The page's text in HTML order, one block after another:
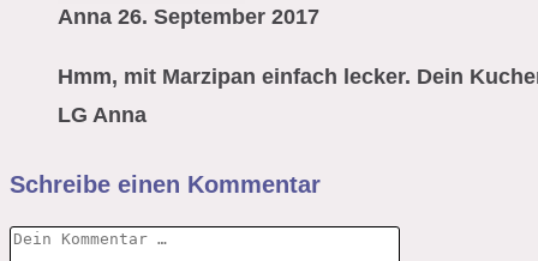
Anna 26. September 2017
Hmm, mit Marzipan einfach lecker. Dein
LG Anna
Schreibe einen Kommentar
Kommentar